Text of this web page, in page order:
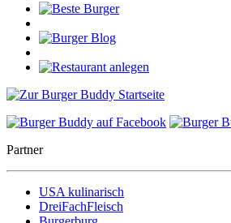
Partner
USA kulinarisch
DreiFachFleisch